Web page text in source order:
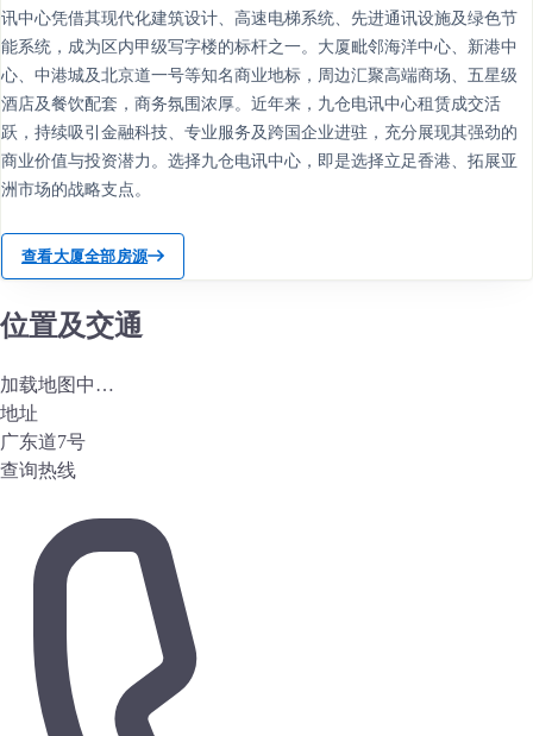
讯中心凭借其现代化建筑设计、高速电梯系统、先进通讯设施及绿色节
能系统，成为区内甲级写字楼的标杆之一。大厦毗邻海洋中心、新港中
心、中港城及北京道一号等知名商业地标，周边汇聚高端商场、五星级
酒店及餐饮配套，商务氛围浓厚。近年来，九仓电讯中心租赁成交活
跃，持续吸引金融科技、专业服务及跨国企业进驻，充分展现其强劲的
商业价值与投资潜力。选择九仓电讯中心，即是选择立足香港、拓展亚
洲市场的战略支点。
查看大厦全部房源
位置及交通
加载地图中…
地址
广东道7号
查询热线